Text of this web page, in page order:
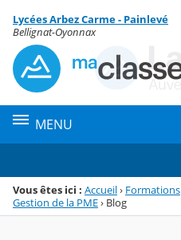
Menu de la rubrique
Contenu
Lycées Arbez Carme - Painlevé
Bellignat-Oyonnax
MENU
Vous êtes ici : Accueil› Formations
Gestion de la PME› Blog